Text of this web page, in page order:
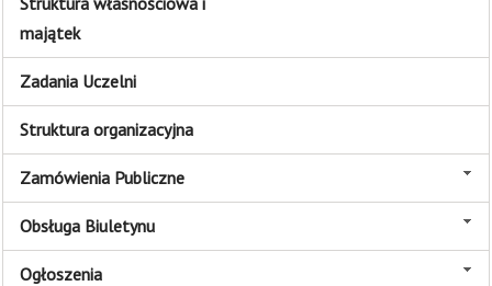
majątek
Zadania Uczelni
Struktura organizacyjna
Zamówienia Publiczne
Obsługa Biuletynu
Ogłoszenia